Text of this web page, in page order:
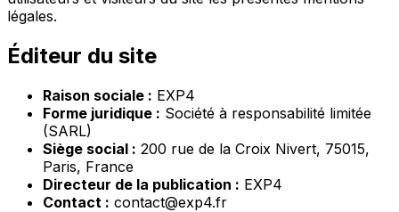
légales.
Éditeur du site
Raison sociale : EXP4
Forme juridique : Société à responsabilité limitée
(SARL)
Siège social : 200 rue de la Croix Nivert, 75015,
Paris, France
Directeur de la publication : EXP4
Contact : contact@exp4.fr